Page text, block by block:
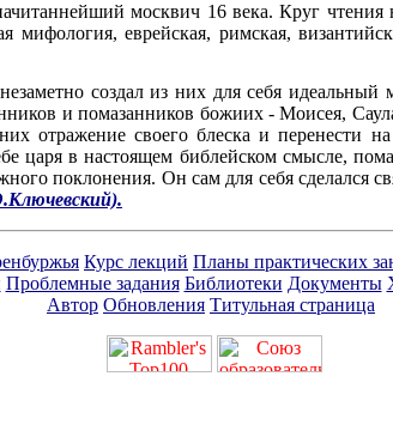
москвич 16 века. Круг
мифология, еврейская, римская,
создал из них для себя
и помазанников божиих - Моисея,
отражение своего блеска и
царя в настоящем библейском смысле,
поклонения. Он сам для себя сделался
Курс лекций Планы практических
Проблемные задания Библиотеки Документы
Автор Обновления Титульная страница